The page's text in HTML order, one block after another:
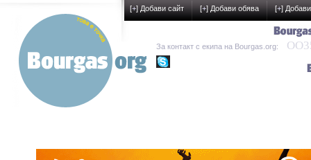
[+] Добави сайт [+] Добави обява [+]
За контакт с екипа на Bourgas.org: